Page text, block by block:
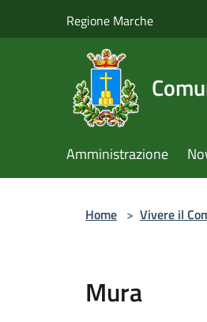
Regione Marche
Amministrazione
Home > Vivere il
Mura